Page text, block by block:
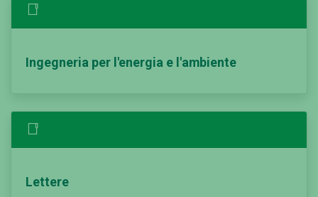
Ingegneria per l'energia e l'ambiente
Lettere